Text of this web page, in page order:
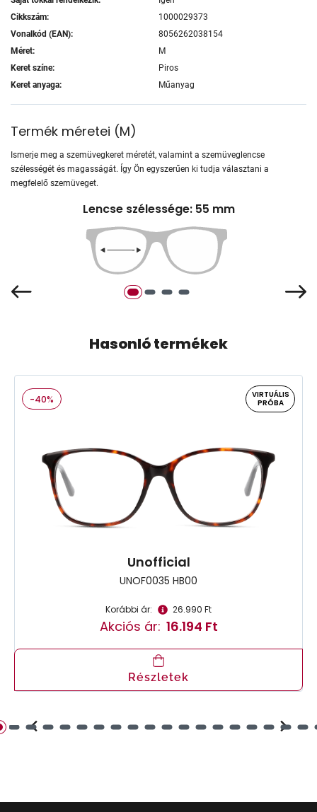
Cikkszám:
1000029373
Vonalkód (EAN):
8056262038154
Méret:
M
Keret színe:
Piros
Keret anyaga:
Műanyag
Termék méretei (M)
Ismerje meg a szemüvegkeret méretét, valamint a szemüveglencse
szélességét és magasságát. Így Ön egyszerűen ki tudja választani a
megfelelő szemüveget.
Lencse szélessége: 55 mm
Hasonló termékek
-40%
VIRTUÁLIS
PRÓBA
Unofficial
UNOF0035 HB00
Korábbi ár: 26.990 Ft
Akciós ár: 16.194 Ft
Részletek